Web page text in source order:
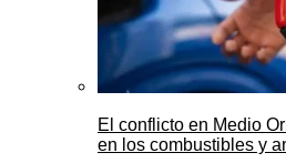
El conflicto en Medio
en los combustibles y